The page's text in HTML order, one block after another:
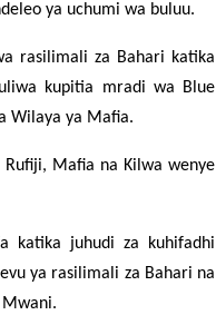
ya uchumi wa buluu.
rasilimali za Bahari katika
kupitia mradi wa Blue
Wilaya ya Mafia.
Rufiji, Mafia na Kilwa wenye
katika juhudi za kuhifadhi
ya rasilimali za Bahari na